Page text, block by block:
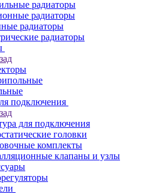
радиаторы
радиаторы
радиаторы
радиаторы
подключения
для подключения
головки
комплекты
клапаны и узлы